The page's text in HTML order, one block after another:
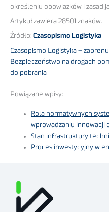
określeniu obowiązków i zasad
Artykuł zawiera 28501 znaków.
Źródło: Czasopismo Logistyka
Czasopismo Logistyka –
Bezpieczeństwo na drogach
do pobrania
Powiązane wpisy:
Rola normatywnych
wprowadzaniu innowacji
Stan infrastruktury
Proces inwestycyjny w